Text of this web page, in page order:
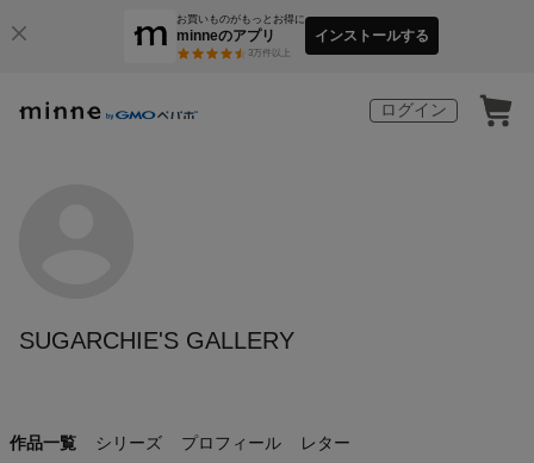
お買いものがもっとお得に
minneのアプリ
3万件以上
インストールする
ログイン
SUGARCHIE'S GALLERY
作品一覧 シリーズ プロフィール レター